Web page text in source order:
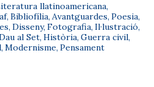
llatinoamericana,
, Bibliofília, Avantguardes, Poesia,
, Disseny, Fotografia, Il·lustració,
al Set, Història, Guerra civil,
, Modernisme, Pensament